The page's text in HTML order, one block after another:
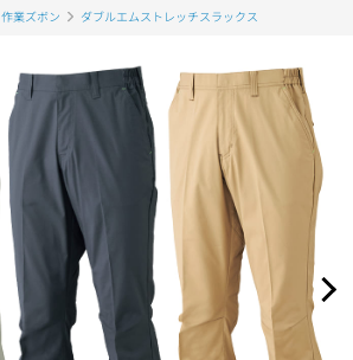
作業ズボン ダブルエムストレッチスラックス